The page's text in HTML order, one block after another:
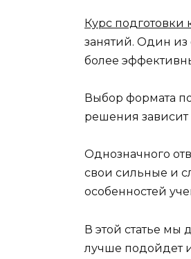
Курс подготовки
занятий. Один из
более
Выбор формата
решения зависит
Однозначного
свои сильные и
особенностей
В этой статье
лучше подойдет